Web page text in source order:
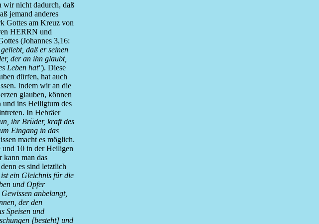
wir nicht dadurch, daß
jemand anderes
Gottes am Kreuz von
HERRN und
(Johannes 3,16:
daß er seinen
der an ihn glaubt,
Leben hat''). Diese
dürfen, hat auch
Indem wir an die
glauben, können
und ins Heiligtum des
In Hebräer
ihr Brüder, kraft des
Eingang in das
macht es möglich.
und 10 in der Heiligen
kann man das
es sind letztlich
ist ein Gleichnis für die
und Opfer
anbelangt,
der den
Speisen und
[besteht] und